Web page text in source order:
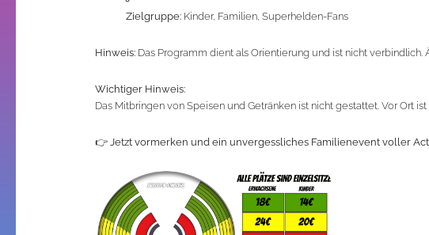
Zielgruppe: Kinder, Familien, Superhelden-Fans
Hinweis: Das Programm dient als Orientierung und ist nicht
Wichtiger Hinweis:
Das Mitbringen von Speisen und Getränken ist nicht gestattet. Vor Ort
👉 Jetzt vormerken und ein unvergessliches Familienevent voller